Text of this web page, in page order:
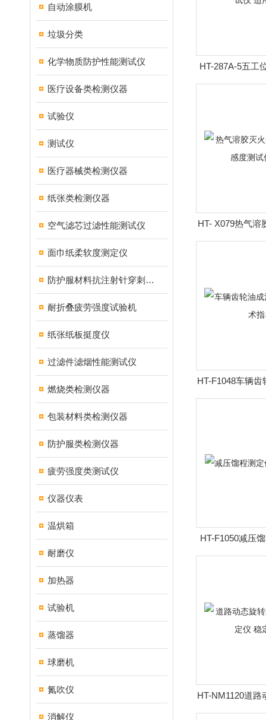
自动涂膜机
垃圾分类
化学物质防护性能测试仪
医疗设备类检测仪器
试验仪
测试仪
医疗器械类检测仪器
纸张类检测仪器
空气滤芯过滤性能测试仪
面巾纸柔软度测定仪
防护服材料抗注射针穿刺性能测试仪
耐折叠疲劳强度试验机
纸张纸板挺度仪
过滤件滤烟性能测试仪
燃烧类检测仪器
包装材料类检测仪器
防护服类检测仪器
疲劳强度类测试仪
仪器仪表
温烘箱
耐磨仪
加热器
试验机
蒸馏器
球磨机
氮吹仪
消解仪
HT-287A-5五工
穿透测试
HT- X079热气溶
静电感度
HT-F1048车辆
仪 技
HT-F1050减压
质
HT-NM1120道路
系数测定